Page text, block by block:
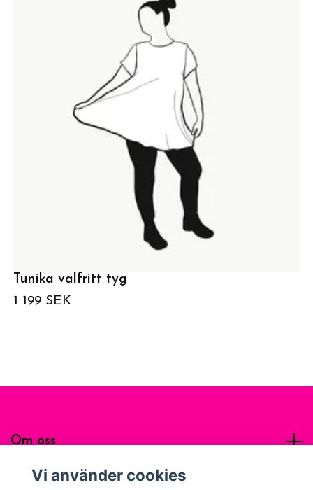
Tunika valfritt tyg
1 199 SEK
Om oss
Sociala medier
Vi använder cookies